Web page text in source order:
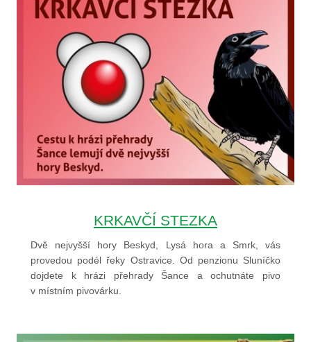
KRKAVČÍ STEZKA
Dvě nejvyšší hory Beskyd, Lysá hora a Smrk, vás
provedou podél řeky Ostravice. Od penzionu Sluníčko
dojdete k hrázi přehrady Šance a ochutnáte pivo
v místním pivovárku.